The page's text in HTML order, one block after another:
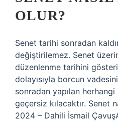
OLUR?
Senet tarihi sonradan
değiştirilemez. Senet
düzenlenme tarihini
dolayısıyla borcun
sonradan yapılan
geçersiz kılacaktır. Senet
2024 – Dahili İsmail